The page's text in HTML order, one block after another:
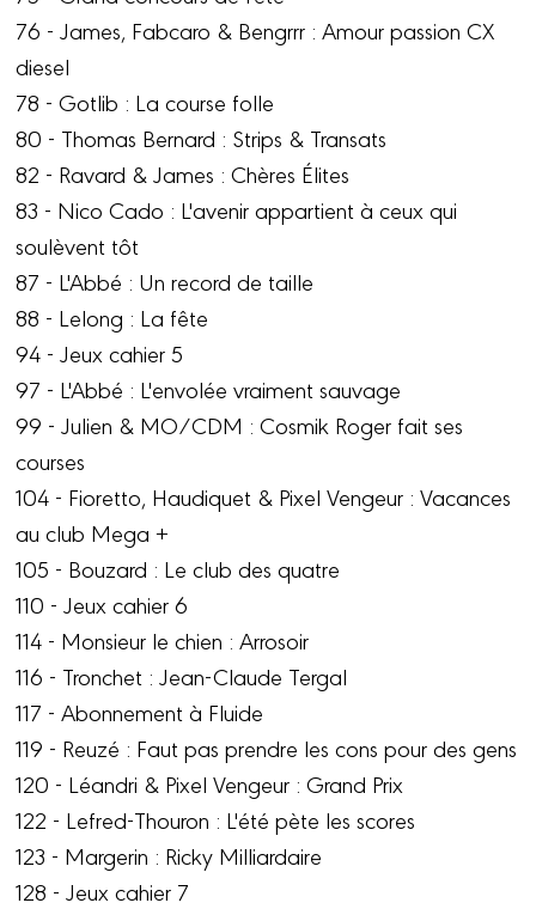
76 - James, Fabcaro & Bengrrr : Amour passion CX
diesel
78 - Gotlib : La course folle
80 - Thomas Bernard : Strips & Transats
82 - Ravard & James : Chères Élites
83 - Nico Cado : L'avenir appartient à ceux qui
soulèvent tôt
87 - L'Abbé : Un record de taille
88 - Lelong : La fête
94 - Jeux cahier 5
97 - L'Abbé : L'envolée vraiment sauvage
99 - Julien & MO/CDM : Cosmik Roger fait ses
courses
104 - Fioretto, Haudiquet & Pixel Vengeur : Vacances
au club Mega +
105 - Bouzard : Le club des quatre
110 - Jeux cahier 6
114 - Monsieur le chien : Arrosoir
116 - Tronchet : Jean-Claude Tergal
117 - Abonnement à Fluide
119 - Reuzé : Faut pas prendre les cons pour des gens
120 - Léandri & Pixel Vengeur : Grand Prix
122 - Lefred-Thouron : L'été pète les scores
123 - Margerin : Ricky Milliardaire
128 - Jeux cahier 7